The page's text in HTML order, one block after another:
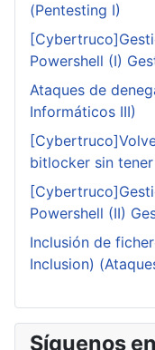
(Pentesting I)
Powershell (I)
Ataques de
Informáticos III)
bitlocker sin
Powershell (II)
Inclusión de
Inclusion)
Síguenos